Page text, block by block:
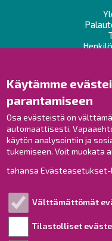
Käytämme
parantamiseen
Osa evästeistä on
automaattisesti.
käytön analysointiin ja
tukemiseen. Voit muokata
tahansa
Välttämättömät
Tilastolliset
Raahe